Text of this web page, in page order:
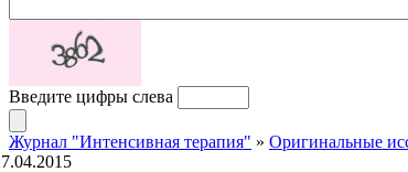
Введите цифры слева
Журнал "Интенсивная терапия" » Оригинальные